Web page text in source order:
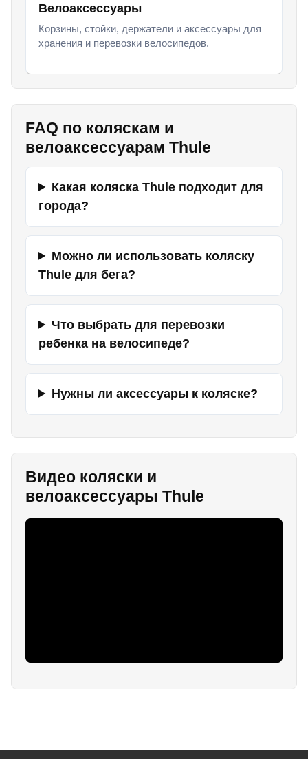
Велоаксессуары
Корзины, стойки, держатели и аксессуары для
хранения и перевозки велосипедов.
FAQ по коляскам и
велоаксессуарам Thule
Какая коляска Thule подходит для
города?
Можно ли использовать коляску
Thule для бега?
Что выбрать для перевозки
ребенка на велосипеде?
Нужны ли аксессуары к коляске?
Видео коляски и
велоаксессуары Thule